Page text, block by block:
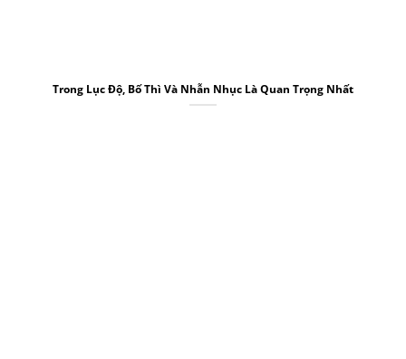
Trong Lục Độ, Bố Thì Và Nhẫn Nhục Là Quan Trọng Nhất